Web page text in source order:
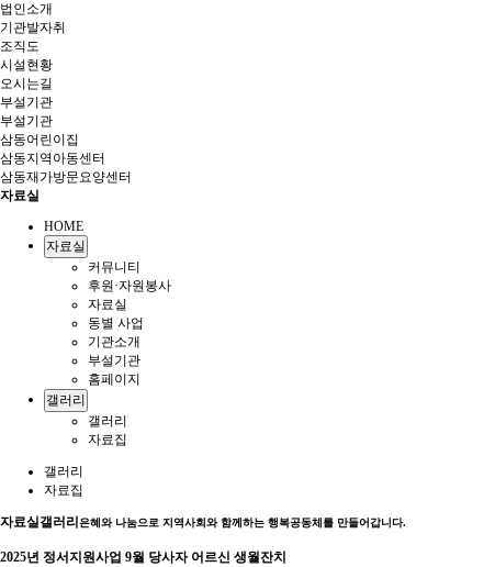
법인소개
기관발자취
조직도
시설현황
오시는길
부설기관
부설기관
삼동어린이집
삼동지역아동센터
삼동재가방문요양센터
자료실
HOME
자료실
커뮤니티
후원·자원봉사
자료실
동별 사업
기관소개
부설기관
홈페이지
갤러리
갤러리
자료집
갤러리
자료집
자료실갤러리 은혜와 나눔으로 지역사회와 함께하는 행복공동체를 만들어갑니다.
2025년 정서지원사업 9월 당사자 어르신 생월잔치